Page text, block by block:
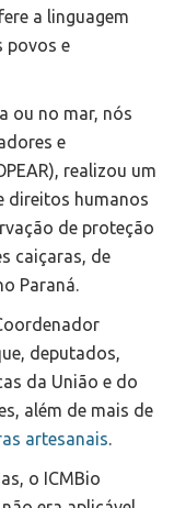
a linguagem
povos e
ou no mar, nós
e
realizou um
direitos humanos
de proteção
caiçaras, de
Paraná.
deputados,
da União e do
além de mais de
artesanais.
o ICMBio